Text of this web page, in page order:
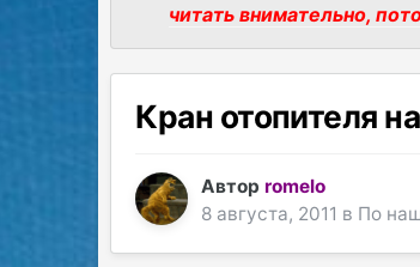
читать внимательно,
Кран отопителя
Автор romelo
8 августа, 2011 в По